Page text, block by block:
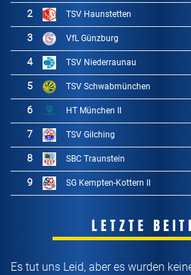
2
TSV Haunstetten
3
VfL Günzburg
4
TSV Niederraunau
5
TSV Schwabmünchen
6
HT München II
7
TSV Gilching
8
SBC Traunstein
9
SG Kempten-Kottern II
LETZTE
Es tut uns Leid, aber es wurden